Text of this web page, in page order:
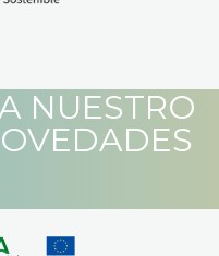
NUESTRO